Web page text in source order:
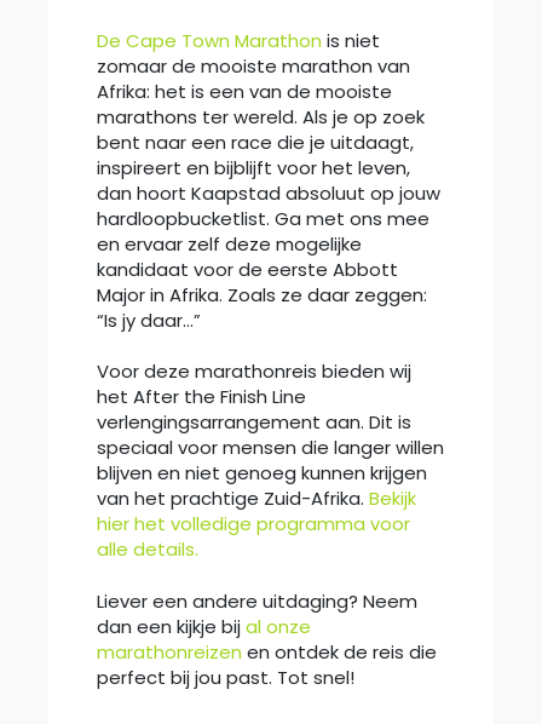
De Cape Town Marathon is niet
zomaar de mooiste marathon van
Afrika: het is een van de mooiste
marathons ter wereld. Als je op zoek
bent naar een race die je uitdaagt,
inspireert en bijblijft voor het leven,
dan hoort Kaapstad absoluut op jouw
hardloopbucketlist. Ga met ons mee
en ervaar zelf deze mogelijke
kandidaat voor de eerste Abbott
Major in Afrika. Zoals ze daar zeggen:
“Is jy daar…”
Voor deze marathonreis bieden wij
het After the Finish Line
verlengingsarrangement aan. Dit is
speciaal voor mensen die langer willen
blijven en niet genoeg kunnen krijgen
van het prachtige Zuid-Afrika. Bekijk
hier het volledige programma voor
alle details.
Liever een andere uitdaging? Neem
dan een kijkje bij al onze
marathonreizen en ontdek de reis die
perfect bij jou past. Tot snel!